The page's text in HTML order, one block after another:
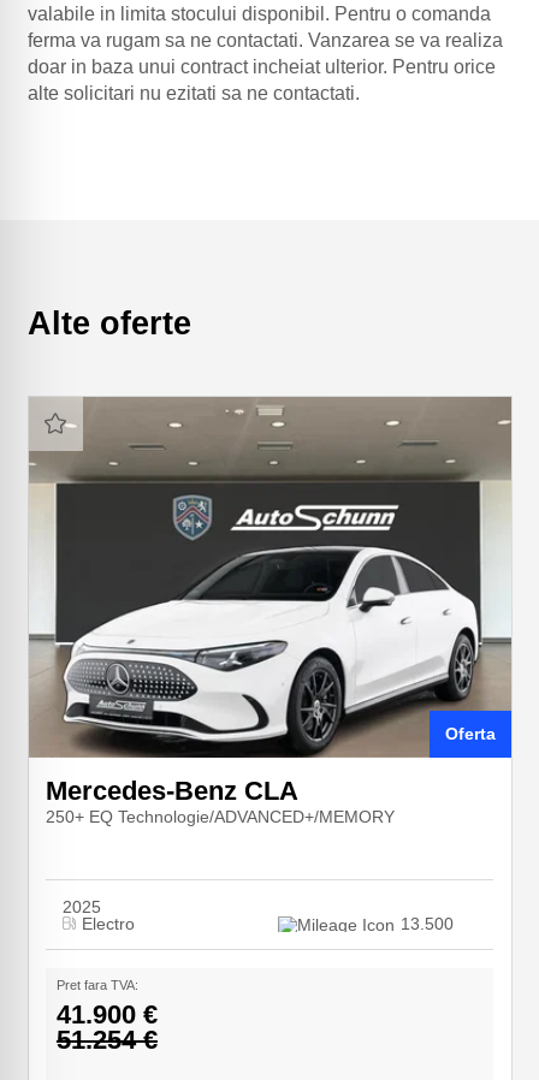
valabile in limita stocului disponibil. Pentru o comanda
ferma va rugam sa ne contactati. Vanzarea se va realiza
doar in baza unui contract incheiat ulterior. Pentru orice
alte solicitari nu ezitati sa ne contactati.
Alte oferte
Oferta
Mercedes-Benz CLA
250+ EQ Technologie/ADVANCED+/MEMORY
2025
13.500
Electro
Pret fara TVA:
41.900 €
51.254 €